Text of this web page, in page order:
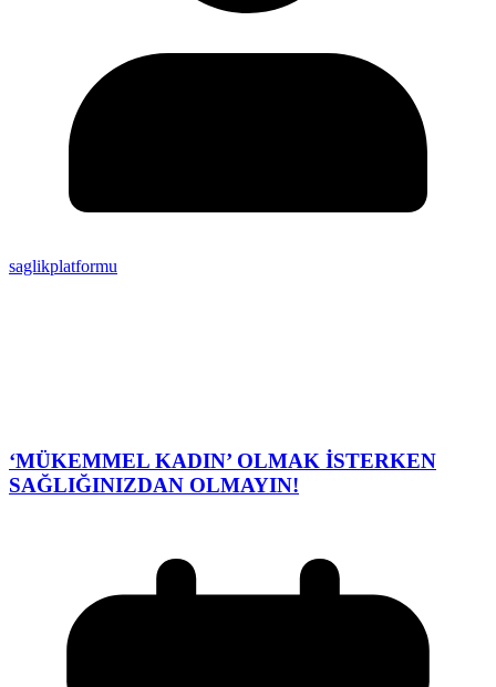
saglikplatformu
‘MÜKEMMEL KADIN’ OLMAK İSTERKEN
SAĞLIĞINIZDAN OLMAYIN!